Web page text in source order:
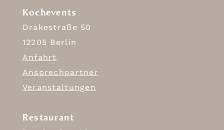
Kochevents
Drakestraße 50
12205 Berlin
Anfahrt
Ansprechpartner
Veranstaltungen
Restaurant